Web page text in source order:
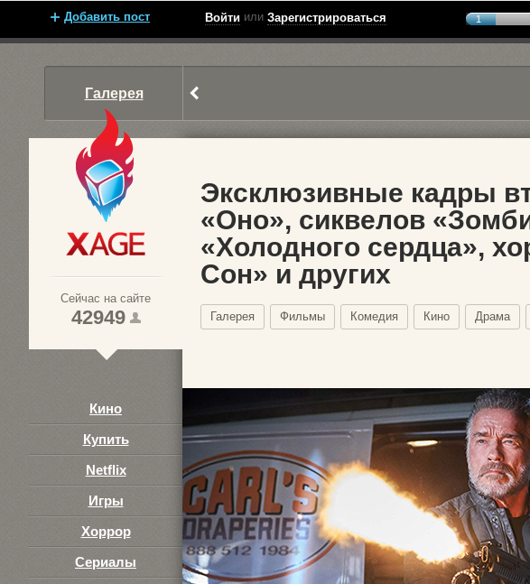
Добавить пост Войти или Зарегистрироваться 1
Галерея
Сейчас на сайте
42949
Кино
Купить
Netflix
Игры
Хоррор
Сериалы
Эксклюзивные кадры
«Оно», сиквелов
«Холодного сердца»,
Сон» и других
Галерея Фильмы Комедия Кино Драма